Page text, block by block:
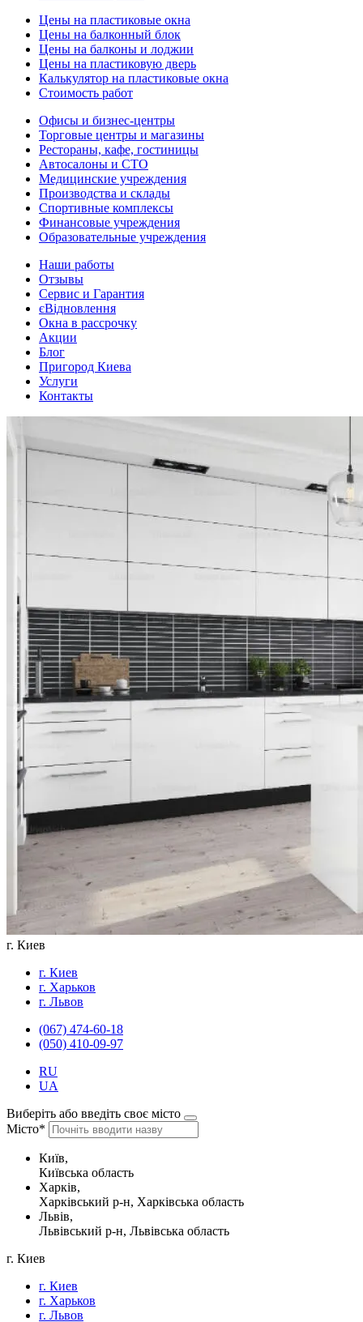
Цены на пластиковые окна
Цены на балконный блок
Цены на балконы и лоджии
Цены на пластиковую дверь
Калькулятор на пластиковые окна
Стоимость работ
Офисы и бизнес-центры
Торговые центры и магазины
Рестораны, кафе, гостиницы
Автосалоны и СТО
Медицинские учреждения
Производства и склады
Спортивные комплексы
Финансовые учреждения
Образовательные учреждения
Наши работы
Отзывы
Сервис и Гарантия
єВідновлення
Окна в рассрочку
Акции
Блог
Пригород Киева
Услуги
Контакты
г. Киев
г. Киев
г. Харьков
г. Львов
(067) 474-60-18
(050) 410-09-97
RU
UA
Виберіть або введіть своє місто
Місто*
Київ,
Київська область
Харків,
Харківський р-н, Харківська область
Львів,
Львівський р-н, Львівська область
г. Киев
г. Киев
г. Харьков
г. Львов